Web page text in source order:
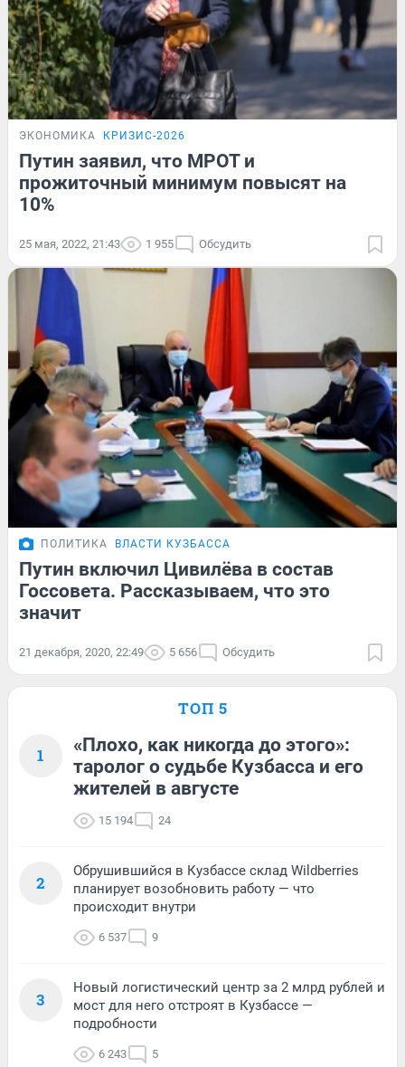
ЭКОНОМИКА КРИЗИС-2026
Путин заявил, что МРОТ и
прожиточный минимум повысят на
10%
25 мая, 2022, 21:43 1 955 Обсудить
ПОЛИТИКА ВЛАСТИ КУЗБАССА
Путин включил Цивилёва в состав
Госсовета. Рассказываем, что это
значит
21 декабря, 2020, 22:49 5 656 Обсудить
ТОП 5
1
«Плохо, как никогда до этого»:
таролог о судьбе Кузбасса и его
жителей в августе
15 194 24
2
Обрушившийся в Кузбассе склад Wildberries
планирует возобновить работу — что
происходит внутри
6 537 9
3
Новый логистический центр за 2 млрд рублей и
мост для него отстроят в Кузбассе —
подробности
6 243 5